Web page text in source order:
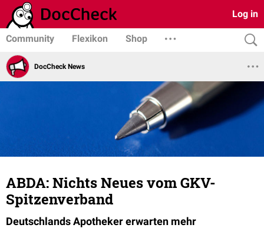
Log in
Community Flexikon Shop
DocCheck News
ABDA: Nichts Neues vom GKV-
Spitzenverband
Deutschlands Apotheker erwarten mehr